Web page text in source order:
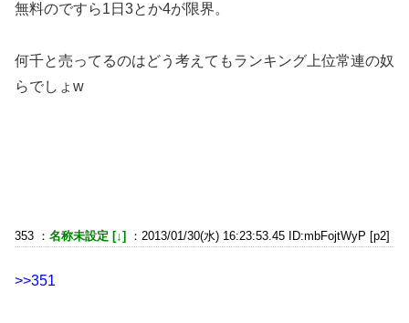
無料のですら1日3とか4が限界。
何千と売ってるのはどう考えてもランキング上位常連の奴
らでしょw
353 ： 名称未設定 [↓] ：2013/01/30(水) 16:23:53.45 ID:mbFojtWyP [p2]
>>351